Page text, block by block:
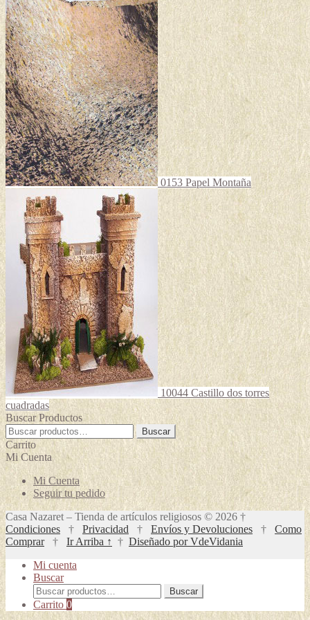
0153 Papel Montaña
10044 Castillo dos torres
cuadradas
Buscar Productos
Buscar
por:
Buscar
Carrito
Mi Cuenta
Mi Cuenta
Seguir tu pedido
Casa Nazaret – Tienda de artículos religiosos © 2026 †
Condiciones † Privacidad † Envíos y Devoluciones † Como
Comprar† Ir Arriba ↑ † Diseñado por VdeVidania
Mi cuenta
Buscar
Buscar
por:
Buscar
Carrito 0